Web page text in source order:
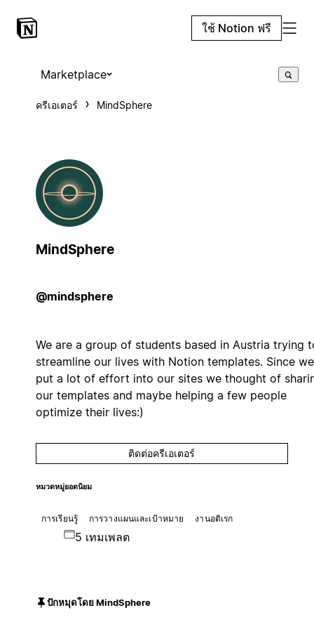
ใช้ Notion ฟรี
Marketplace
ครีเอเตอร์ MindSphere
MindSphere
@mindsphere
We are a group of students based in Austria trying
streamline our lives with Notion templates. Since we
put a lot of effort into our sites we thought of
our templates and maybe helping a few people
optimize their lives:)
ติดต่อครีเอเตอร์
หมวดหมู่ยอดนิยม
การเรียนรู้ การวางแผนและเป้าหมาย งานอดิเรก
5 เทมเพลต
ปักหมุดโดย MindSphere